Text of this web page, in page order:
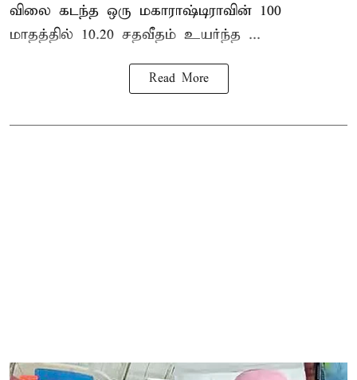
விலை கடந்த ஒரு மகாராஷ்டிராவின் 100
மாதத்தில் 10.20 சதவீதம் உயர்ந்த ...
Read More